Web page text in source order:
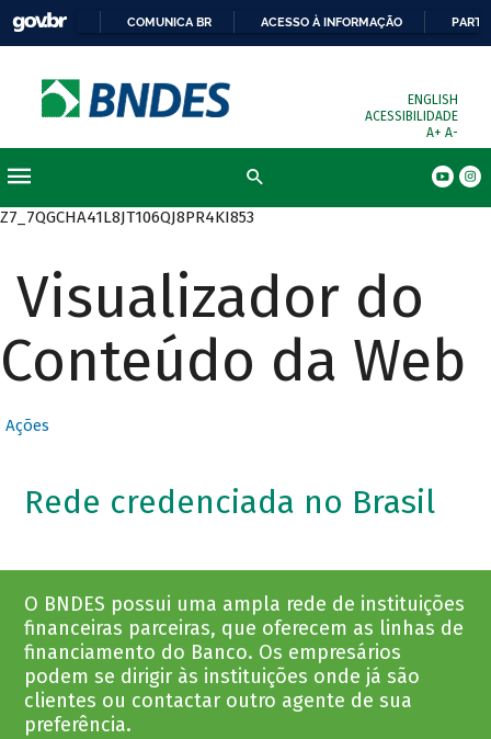
COMUNICA BR ACESSO À INFORMAÇÃO
ENGLISH
ACESSIBILIDADE
A+ A-
Z7_7QGCHA41L8JT106QJ8PR4KI853
Visualizador do
Conteúdo da Web
Ações
Rede credenciada no Brasil
O BNDES possui uma ampla rede de instituições
financeiras parceiras, que oferecem as linhas de
financiamento do Banco. Os empresários
podem se dirigir às instituições onde já são
clientes ou contactar outro agente de sua
preferência.